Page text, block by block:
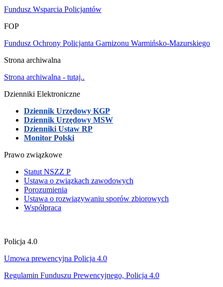
Fundusz Wsparcia Policjantów
FOP
Fundusz Ochrony Policjanta Garnizonu Warmińsko-Mazurskiego
Strona archiwalna
Strona archiwalna - tutaj..
Dzienniki Elektroniczne
Dziennik Urzędowy KGP
Dziennik Urzędowy MSW
Dzienniki Ustaw RP
Monitor Polski
Prawo związkowe
Statut NSZZ P
Ustawa o związkach zawodowych
Porozumienia
Ustawa o rozwiązywaniu sporów zbiorowych
Współpraca
Policja 4.0
Umowa prewencyjna Policja 4.0
Regulamin Funduszu Prewencyjnego, Policja 4.0